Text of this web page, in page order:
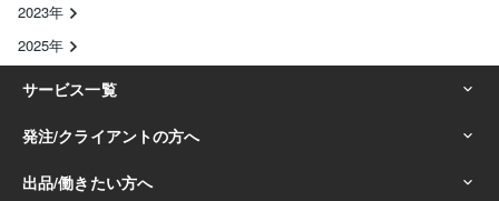
2023年
2025年